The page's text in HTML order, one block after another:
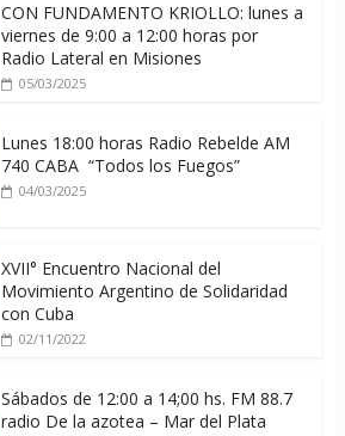
CON FUNDAMENTO KRIOLLO: lunes a
viernes de 9:00 a 12:00 horas por
Radio Lateral en Misiones
05/03/2025
Lunes 18:00 horas Radio Rebelde AM
740 CABA “Todos los Fuegos”
04/03/2025
XVII° Encuentro Nacional del
Movimiento Argentino de Solidaridad
con Cuba
02/11/2022
Sábados de 12:00 a 14;00 hs. FM 88.7
radio De la azotea – Mar del Plata